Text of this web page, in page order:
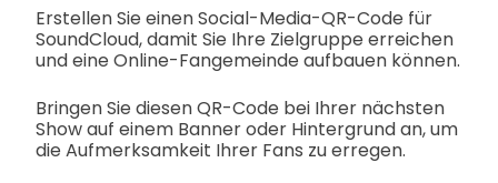
Erstellen Sie einen Social-Media-QR-Code für
SoundCloud, damit Sie Ihre Zielgruppe erreichen
und eine Online-Fangemeinde aufbauen können.
Bringen Sie diesen QR-Code bei Ihrer nächsten
Show auf einem Banner oder Hintergrund an, um
die Aufmerksamkeit Ihrer Fans zu erregen.